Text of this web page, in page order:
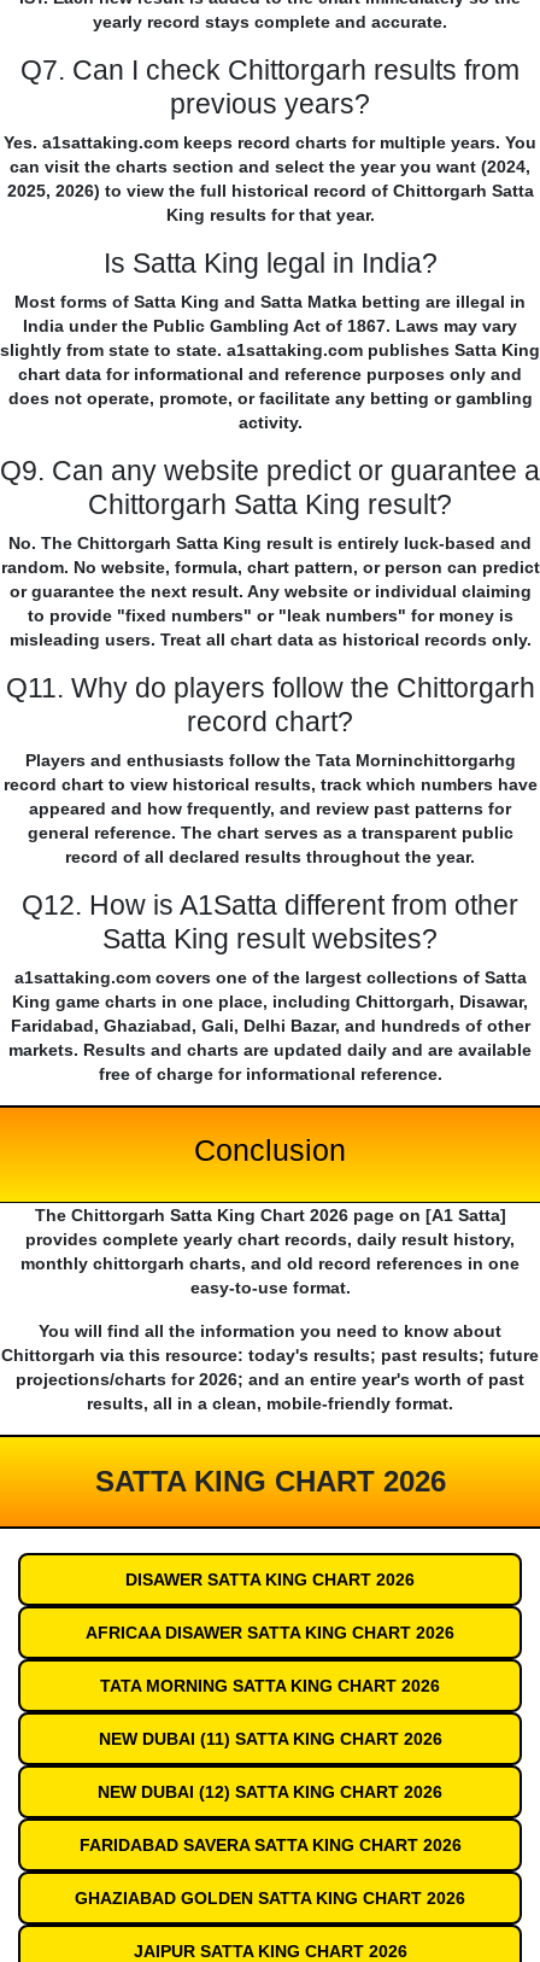
yearly record stays complete and accurate.
Q7. Can I check Chittorgarh results from
previous years?
Yes. a1sattaking.com keeps record charts for multiple years. You
can visit the charts section and select the year you want (2024,
2025, 2026) to view the full historical record of Chittorgarh Satta
King results for that year.
Is Satta King legal in India?
Most forms of Satta King and Satta Matka betting are illegal in
India under the Public Gambling Act of 1867. Laws may vary
slightly from state to state. a1sattaking.com publishes Satta King
chart data for informational and reference purposes only and
does not operate, promote, or facilitate any betting or gambling
activity.
Q9. Can any website predict or guarantee a
Chittorgarh Satta King result?
No. The Chittorgarh Satta King result is entirely luck-based and
random. No website, formula, chart pattern, or person can predict
or guarantee the next result. Any website or individual claiming
to provide "fixed numbers" or "leak numbers" for money is
misleading users. Treat all chart data as historical records only.
Q11. Why do players follow the Chittorgarh
record chart?
Players and enthusiasts follow the Tata Morninchittorgarhg
record chart to view historical results, track which numbers have
appeared and how frequently, and review past patterns for
general reference. The chart serves as a transparent public
record of all declared results throughout the year.
Q12. How is A1Satta different from other
Satta King result websites?
a1sattaking.com covers one of the largest collections of Satta
King game charts in one place, including Chittorgarh, Disawar,
Faridabad, Ghaziabad, Gali, Delhi Bazar, and hundreds of other
markets. Results and charts are updated daily and are available
free of charge for informational reference.
Conclusion
The Chittorgarh Satta King Chart 2026 page on [A1 Satta]
provides complete yearly chart records, daily result history,
monthly chittorgarh charts, and old record references in one
easy-to-use format.
You will find all the information you need to know about
Chittorgarh via this resource: today's results; past results; future
projections/charts for 2026; and an entire year's worth of past
results, all in a clean, mobile-friendly format.
SATTA KING CHART 2026
DISAWER SATTA KING CHART 2026
AFRICAA DISAWER SATTA KING CHART 2026
TATA MORNING SATTA KING CHART 2026
NEW DUBAI (11) SATTA KING CHART 2026
NEW DUBAI (12) SATTA KING CHART 2026
FARIDABAD SAVERA SATTA KING CHART 2026
GHAZIABAD GOLDEN SATTA KING CHART 2026
JAIPUR SATTA KING CHART 2026